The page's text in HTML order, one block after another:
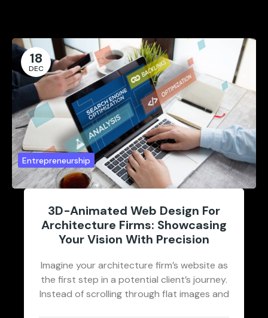
18
DEC
Entrepreneurship
3D-Animated Web Design For
Architecture Firms: Showcasing
Your Vision With Precision
Imagine your architecture firm’s website as
the first step in a potential client’s journey.
Instead of scrolling through flat images and